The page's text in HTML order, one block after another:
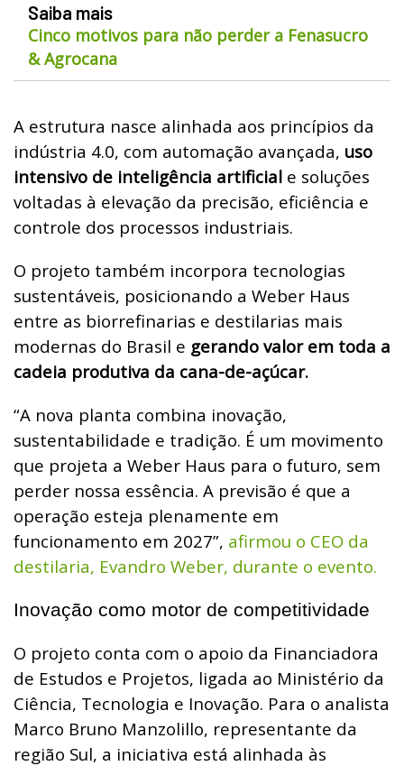
Saiba mais
Cinco motivos para não perder a Fenasucro
& Agrocana
A estrutura nasce alinhada aos princípios da
indústria 4.0, com automação avançada, uso
intensivo de inteligência artificial e soluções
voltadas à elevação da precisão, eficiência e
controle dos processos industriais.
O projeto também incorpora tecnologias
sustentáveis, posicionando a Weber Haus
entre as biorrefinarias e destilarias mais
modernas do Brasil e gerando valor em toda a
cadeia produtiva da cana-de-açúcar.
“A nova planta combina inovação,
sustentabilidade e tradição. É um movimento
que projeta a Weber Haus para o futuro, sem
perder nossa essência. A previsão é que a
operação esteja plenamente em
funcionamento em 2027”, afirmou o CEO da
destilaria, Evandro Weber, durante o evento.
Inovação como motor de competitividade
O projeto conta com o apoio da Financiadora
de Estudos e Projetos, ligada ao Ministério da
Ciência, Tecnologia e Inovação. Para o analista
Marco Bruno Manzolillo, representante da
região Sul, a iniciativa está alinhada às